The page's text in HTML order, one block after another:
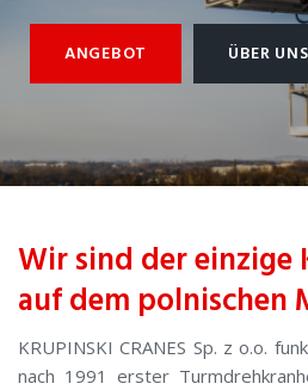
ANGEBOT ÜBER UNS
Wir sind der einzige
auf dem polnischen
KRUPINSKI CRANES Sp. z o.o.
nach 1991 erster